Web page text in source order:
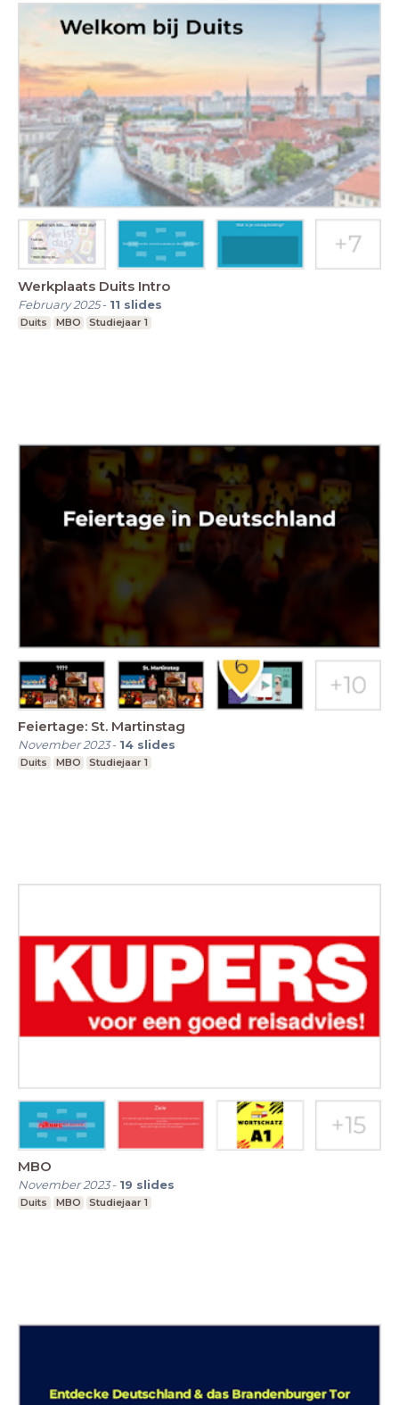
Werkplaats Duits Intro
February 2025- 11 slides
Duits MBO Studiejaar 1
Feiertage: St. Martinstag
November 2023- 14 slides
Duits MBO Studiejaar 1
MBO
November 2023- 19 slides
Duits MBO Studiejaar 1